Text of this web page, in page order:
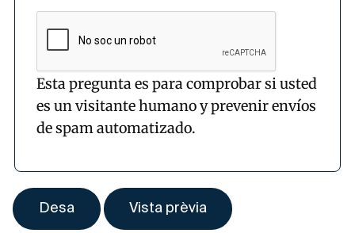
Esta pregunta es para comprobar si usted
es un visitante humano y prevenir envíos
de spam automatizado.